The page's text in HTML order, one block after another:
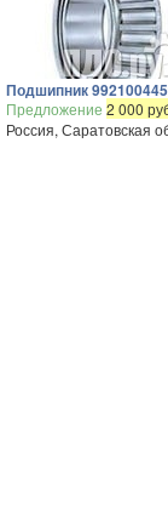
Подшипник
Предложение 2 000
Россия, Саратовская